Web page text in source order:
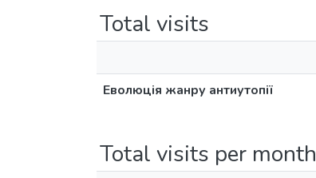
Total visits
Еволюція жанру антиутопії
Total visits per month